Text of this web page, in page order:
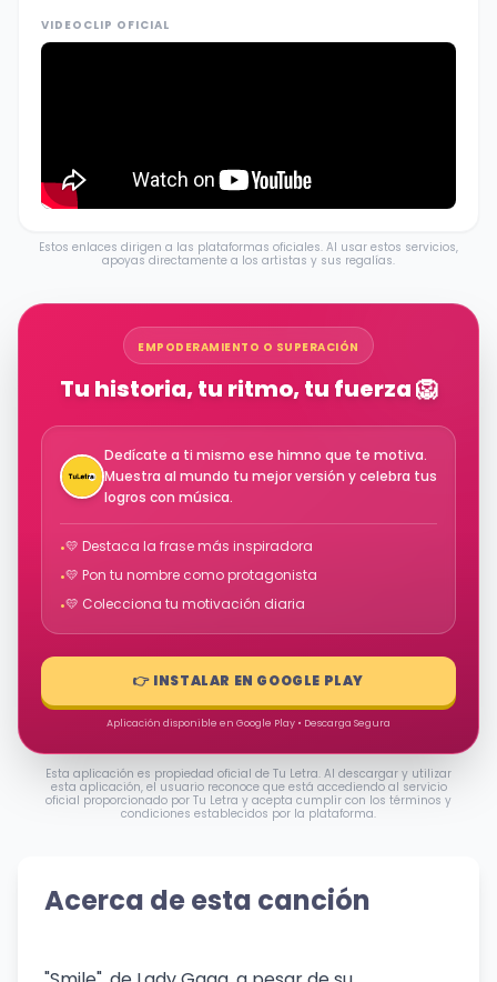
VIDEOCLIP OFICIAL
Estos enlaces dirigen a las plataformas oficiales. Al usar estos servicios,
apoyas directamente a los artistas y sus regalías.
EMPODERAMIENTO O SUPERACIÓN
Tu historia, tu ritmo, tu fuerza 🦁
Dedícate a ti mismo ese himno que te motiva.
Muestra al mundo tu mejor versión y celebra tus
logros con música.
•💛 Destaca la frase más inspiradora
•💛 Pon tu nombre como protagonista
•💛 Colecciona tu motivación diaria
👉 INSTALAR EN GOOGLE PLAY
Aplicación disponible en Google Play • Descarga Segura
Esta aplicación es propiedad oficial de Tu Letra. Al descargar y utilizar
esta aplicación, el usuario reconoce que está accediendo al servicio
oficial proporcionado por Tu Letra y acepta cumplir con los términos y
condiciones establecidos por la plataforma.
Acerca de esta canción